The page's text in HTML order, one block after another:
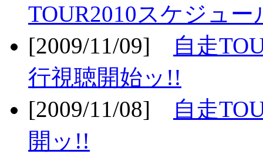
TOUR2010スケジュー
[2009/11/09]
自走
行視聴開始ッ!!
[2009/11/08]
自走
開ッ!!